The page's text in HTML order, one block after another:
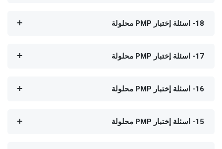
18- اسئلة إختبار PMP محلولة
17- اسئلة إختبار PMP محلولة
16- اسئلة إختبار PMP محلولة
15- اسئلة إختبار PMP محلولة